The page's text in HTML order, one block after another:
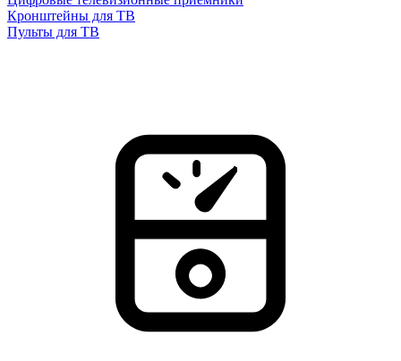
Кронштейны для ТВ
Пульты для ТВ